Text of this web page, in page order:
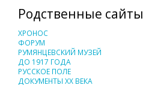
Родственные сайты
ХРОНОС
ФОРУМ
РУМЯНЦЕВСКИЙ МУЗЕЙ
ДО 1917 ГОДА
РУССКОЕ ПОЛЕ
ДОКУМЕНТЫ XX ВЕКА